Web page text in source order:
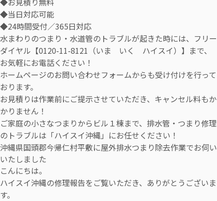
◆当日対応可能
◆24時間受付／365日対応
水まわりのつまり・水道管のトラブルが起きた時には、フリー
ダイヤル【0120-11-8121（いま いく ハイスイ）】まで、
お気軽にお電話ください！
ホームページのお問い合わせフォームからも受け付けを行って
おります。
お見積りは作業前にご提示させていただき、キャンセル料もか
かりません！
ご家庭の小さなつまりからビル１棟まで、排水管・つまり修理
のトラブルは「ハイスイ沖縄」にお任せください！
沖縄県国頭郡今帰仁村平敷に屋外排水つまり除去作業でお伺い
いたしました
こんにちは。
ハイスイ沖縄の修理報告をご覧いただき、ありがとうございま
す。